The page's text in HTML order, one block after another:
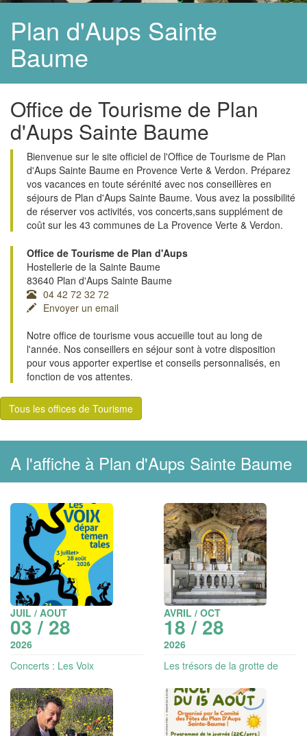
Plan d'Aups Sainte
Baume
Office de Tourisme de Plan
d'Aups Sainte Baume
Bienvenue sur le site officiel de l'Office de Tourisme de Plan
d'Aups Sainte Baume en Provence Verte & Verdon. Préparez
vos vacances en toute sérénité avec nos conseillères en
séjours de Plan d'Aups Sainte Baume. Vous avez la possibilité
de réserver vos activités, vos concerts,sans supplément de
coût sur les 43 communes de La Provence Verte & Verdon.
Office de Tourisme de Plan d'Aups
Hostellerie de la Sainte Baume
83640 Plan d'Aups Sainte Baume
04 42 72 32 72
Envoyer un email
Notre office de tourisme vous accueille tout au long de
l'année. Nos conseillers en séjour sont à votre disposition
pour vous apporter expertise et conseils personnalisés, en
fonction de vos attentes.
Tous les offices de Tourisme
A l'affiche à Plan d'Aups Sainte Baume
JUIL / AOUT
03 / 28
2026
Concerts : Les Voix
AVRIL / OCT
18 / 28
2026
Les trésors de la grotte de